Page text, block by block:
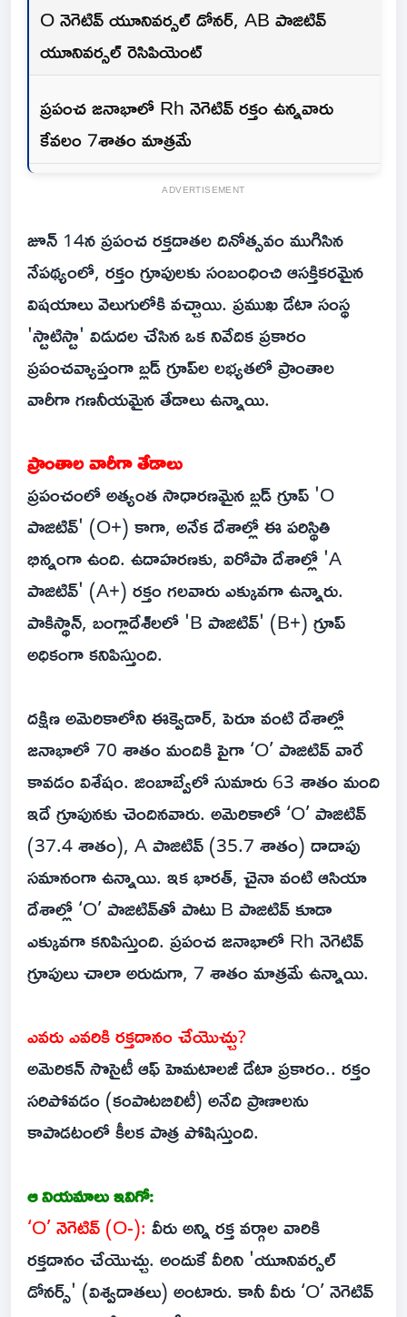
O నెగెటివ్ యూనివర్సల్ డోనర్, AB పాజిటివ్
యూనివర్సల్ రెసిపియెంట్
ప్రపంచ జనాభాలో Rh నెగెటివ్ రక్తం ఉన్నవారు
కేవలం 7శాతం మాత్రమే
ADVERTISEMENT
జూన్ 14న ప్రపంచ రక్తదాతల దినోత్సవం ముగిసిన
నేపథ్యంలో, రక్తం గ్రూపులకు సంబంధించి ఆసక్తికరమైన
విషయాలు వెలుగులోకి వచ్చాయి. ప్రముఖ డేటా సంస్థ
'స్టాటిస్టా' విడుదల చేసిన ఒక నివేదిక ప్రకారం
ప్రపంచవ్యాప్తంగా బ్లడ్ గ్రూప్‌ల లభ్యతలో ప్రాంతాల
వారీగా గణనీయమైన తేడాలు ఉన్నాయి.
ప్రాంతాల వారీగా తేడాలు
ప్రపంచంలో అత్యంత సాధారణమైన బ్లడ్ గ్రూప్ 'O
పాజిటివ్' (O+) కాగా, అనేక దేశాల్లో ఈ పరిస్థితి
భిన్నంగా ఉంది. ఉదాహరణకు, ఐరోపా దేశాల్లో 'A
పాజిటివ్' (A+) రక్తం గలవారు ఎక్కువగా ఉన్నారు.
పాకిస్థాన్, బంగ్లాదేశ్‌లలో 'B పాజిటివ్' (B+) గ్రూప్
అధికంగా కనిపిస్తుంది.
దక్షిణ అమెరికాలోని ఈక్వెడార్, పెరూ వంటి దేశాల్లో
జనాభాలో 70 శాతం మందికి పైగా ‘O’ పాజిటివ్ వారే
కావడం విశేషం. జింబాబ్వేలో సుమారు 63 శాతం మంది
ఇదే గ్రూపునకు చెందినవారు. అమెరికాలో ‘O’ పాజిటివ్
(37.4 శాతం), A పాజిటివ్ (35.7 శాతం) దాదాపు
సమానంగా ఉన్నాయి. ఇక భారత్, చైనా వంటి ఆసియా
దేశాల్లో ‘O’ పాజిటివ్‌తో పాటు B పాజిటివ్ కూడా
ఎక్కువగా కనిపిస్తుంది. ప్రపంచ జనాభాలో Rh నెగెటివ్
గ్రూపులు చాలా అరుదుగా, 7 శాతం మాత్రమే ఉన్నాయి.
ఎవరు ఎవరికి రక్తదానం చేయొచ్చు?
అమెరికన్ సొసైటీ ఆఫ్ హెమటాలజీ డేటా ప్రకారం.. రక్తం
సరిపోవడం (కంపాటబిలిటీ) అనేది ప్రాణాలను
కాపాడటంలో కీలక పాత్ర పోషిస్తుంది.
ఆ నియమాలు ఇవిగో:
‘O’ నెగెటివ్ (O-): వీరు అన్ని రక్త వర్గాల వారికి
రక్తదానం చేయొచ్చు. అందుకే వీరిని 'యూనివర్సల్
డోనర్స్' (విశ్వదాతలు) అంటారు. కానీ వీరు ‘O’ నెగెటివ్